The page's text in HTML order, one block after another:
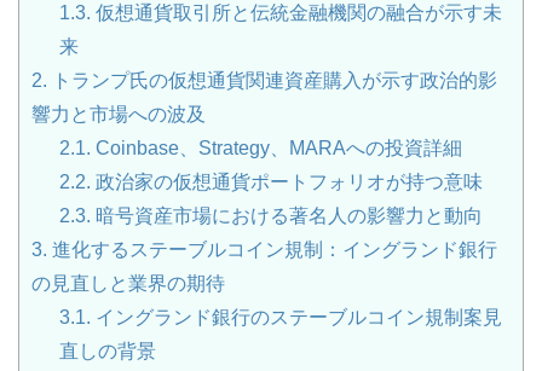
1.3. 仮想通貨取引所と伝統金融機関の融合が示す未
来
2. トランプ氏の仮想通貨関連資産購入が示す政治的影
響力と市場への波及
2.1. Coinbase、Strategy、MARAへの投資詳細
2.2. 政治家の仮想通貨ポートフォリオが持つ意味
2.3. 暗号資産市場における著名人の影響力と動向
3. 進化するステーブルコイン規制：イングランド銀行
の見直しと業界の期待
3.1. イングランド銀行のステーブルコイン規制案見
直しの背景